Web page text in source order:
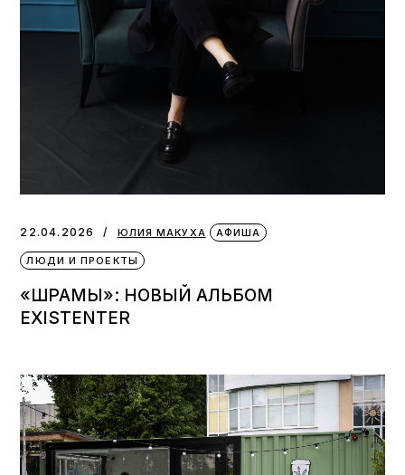
22.04.2026 ЮЛИЯ МАКУХА АФИША
ЛЮДИ И ПРОЕКТЫ
«ШРАМЫ»: НОВЫЙ АЛЬБОМ
EXISTENTER